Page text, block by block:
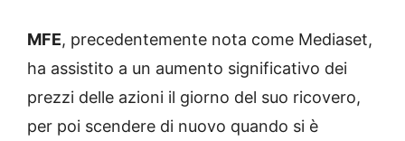
MFE, precedentemente nota come Mediaset,
ha assistito a un aumento significativo dei
prezzi delle azioni il giorno del suo ricovero,
per poi scendere di nuovo quando si è